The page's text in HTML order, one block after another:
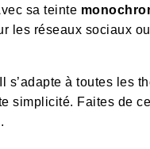
sa teinte
les réseaux sociaux
à toutes les
simplicité. Faites de